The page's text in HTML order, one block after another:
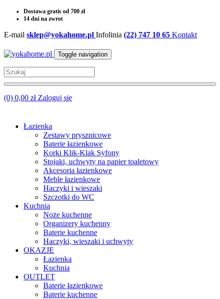
Dostawa gratis od 700 zł
14 dni na zwrot
E-mail sklep@yokahome.pl Infolinia (22) 747 10 65 Kontakt
Toggle navigation
(0) 0,00 zł Zaloguj się
Łazienka
Zestawy prysznicowe
Baterie łazienkowe
Korki Klik-Klak Syfony
Stojaki, uchwyty na papier toaletowy
Akcesoria łazienkowe
Meble łazienkowe
Haczyki i wieszaki
Szczotki do WC
Kuchnia
Noże kuchenne
Organizery kuchenny
Baterie kuchenne
Haczyki, wieszaki i uchwyty
OKAZJE
Łazienka
Kuchnia
OUTLET
Baterie łazienkowe
Baterie kuchenne